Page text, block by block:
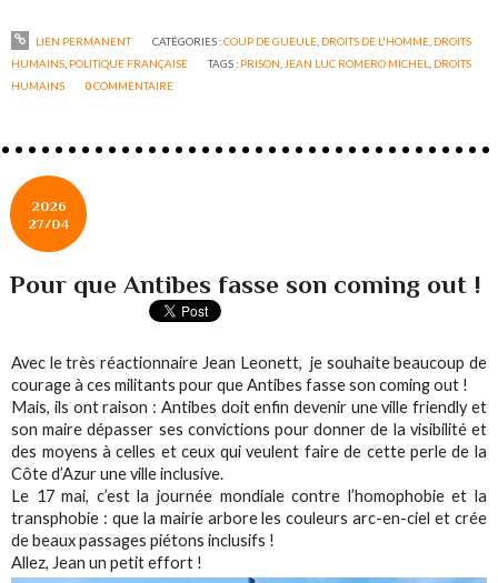
LIEN PERMANENT CATÉGORIES :COUP DE GUEULE, DROITS DE L'HOMME, DROITS
HUMAINS POLITIQUE FRANÇAISE TAGS : PRISON JEAN LUC ROMERO MICHEL
DROITS
HUMAINS
0COMMENTAIRE
2026
27/04
Pour que Antibes fasse son coming out !
Avec le très réactionnaire Jean Leonett, je souhaite beaucoup de
courage à ces militants pour que Antibes fasse son coming out !
Mais, ils ont raison : Antibes doit enfin devenir une ville friendly et
son maire dépasser ses convictions pour donner de la visibilité et
des moyens à celles et ceux qui veulent faire de cette perle de la
Côte d’Azur une ville inclusive.
Le 17 mai, c’est la journée mondiale contre l’homophobie et la
transphobie : que la mairie arbore les couleurs arc-en-ciel et crée
de beaux passages piétons inclusifs !
Allez, Jean un petit effort !